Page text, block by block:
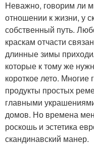
Мебель в
средневековом
Готический стиль
Русский интерьер
Неважно, говорим ли
отношении к жизни, у
собственный путь.
краскам отчасти
длинные зимы
которые к тому же
короткое лето.
продукты простых
главными
домов. Но времена
роскошь и эстетика
скандинавский манер.